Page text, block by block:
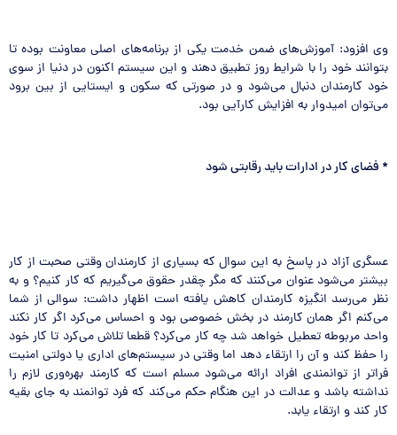
وی افزود: آموزش‌های ضمن خدمت یکی از برنامه‌های اصلی معاونت بوده تا
بتوانند خود را با شرایط روز تطبیق دهند و این سیستم اکنون در دنیا از سوی
خود کارمندان دنبال می‌شود و در صورتی که سکون و ایستایی از بین برود
می‌توان امیدوار به افزایش کارآیی بود.
*فضای کار در ادارات باید رقابتی شود
عسگری آزاد در پاسخ به این سوال که بسیاری از کارمندان وقتی صحبت از کار
بیشتر می‌شود عنوان می‌کنند که مگر چقدر حقوق می‌گیریم که کار کنیم؟ و به
نظر می‌رسد انگیزه کارمندان کاهش یافته است اظهار داشت: سوالی از شما
می‌کنم اگر همان کارمند در بخش خصوصی بود و احساس می‌کرد اگر کار نکند
واحد مربوطه تعطیل خواهد شد چه کار می‌کرد؟ قطعا تلاش می‌کرد تا کار خود
را حفظ کند و آن را ارتقاء دهد اما وقتی در سیستم‌های اداری یا دولتی امنیت
فراتر از توانمندی افراد ارائه می‌شود مسلم است که کارمند بهره‌وری لازم را
نداشته باشد و عدالت در این هنگام حکم می‌کند که فرد توانمند به جای بقیه
کار کند و ارتقاء یابد.